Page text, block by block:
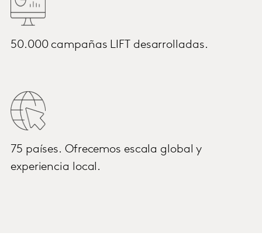
50.000 campañas LIFT desarrolladas.
75 países. Ofrecemos escala global y
experiencia local.